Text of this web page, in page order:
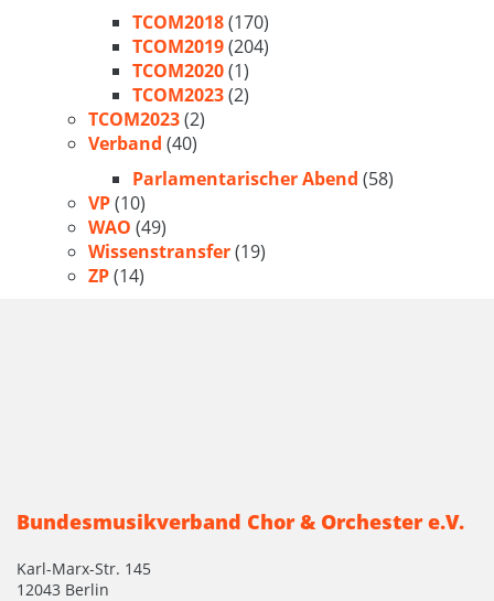
TCOM2018(170)
TCOM2019(204)
TCOM2020(1)
TCOM2023(2)
TCOM2023(2)
Verband (40)
Parlamentarischer Abend (58)
VP(10)
WAO (49)
Wissenstransfer(19)
ZP(14)
Bundesmusikverband Chor & Orchester e.V.
Karl-Marx-Str. 145
12043 Berlin